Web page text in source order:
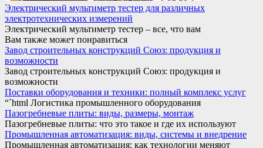
Электрический мультиметр тестер для различных
электротехнических измерений
Электрический мультиметр тестер – все, что вам
Вам также может понравиться
Завод строительных конструкций Союз: продукция и
возможности
Завод строительных конструкций Союз: продукция и
возможности
Поставки оборудования и техники: полный комплекс услуг
“`html Логистика промышленного оборудования
Пазогребневые плиты: виды, размеры, монтаж
Пазогребневые плиты: что это такое и где их используют
Промышленная автоматизация: виды, системы и внедрение
Промышленная автоматизация: как технологии меняют